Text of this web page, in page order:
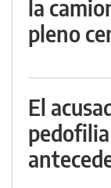
la
pleno
El